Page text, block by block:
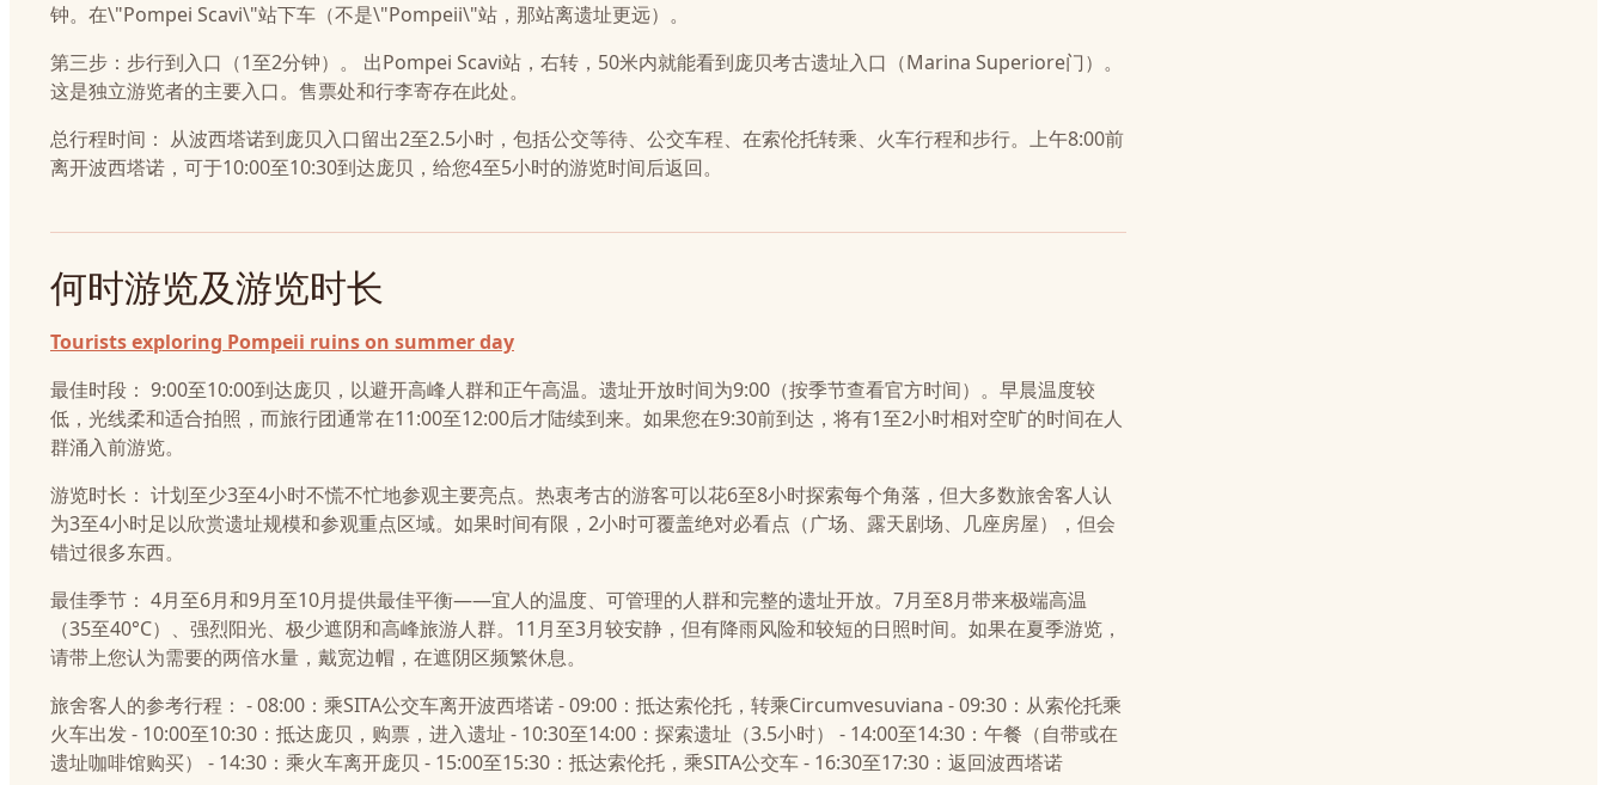
钟。在\"Pompei Scavi\"站下车（不是\"Pompeii\"站，那站离遗址更远）。
第三步：步行到入口（1至2分钟）。 出Pompei Scavi站，右转，50米内就能看到庞贝考古遗址入口（Marina Superiore门）。
这是独立游览者的主要入口。售票处和行李寄存在此处。
总行程时间： 从波西塔诺到庞贝入口留出2至2.5小时，包括公交等待、公交车程、在索伦托转乘、火车行程和步行。上午8:00前
离开波西塔诺，可于10:00至10:30到达庞贝，给您4至5小时的游览时间后返回。
何时游览及游览时长
Tourists exploring Pompeii ruins on summer day
最佳时段： 9:00至10:00到达庞贝，以避开高峰人群和正午高温。遗址开放时间为9:00（按季节查看官方时间）。早晨温度较
低，光线柔和适合拍照，而旅行团通常在11:00至12:00后才陆续到来。如果您在9:30前到达，将有1至2小时相对空旷的时间在人
群涌入前游览。
游览时长： 计划至少3至4小时不慌不忙地参观主要亮点。热衷考古的游客可以花6至8小时探索每个角落，但大多数旅舍客人认
为3至4小时足以欣赏遗址规模和参观重点区域。如果时间有限，2小时可覆盖绝对必看点（广场、露天剧场、几座房屋），但会
错过很多东西。
最佳季节： 4月至6月和9月至10月提供最佳平衡——宜人的温度、可管理的人群和完整的遗址开放。7月至8月带来极端高温
（35至40°C）、强烈阳光、极少遮阴和高峰旅游人群。11月至3月较安静，但有降雨风险和较短的日照时间。如果在夏季游览，
请带上您认为需要的两倍水量，戴宽边帽，在遮阴区频繁休息。
旅舍客人的参考行程： - 08:00：乘SITA公交车离开波西塔诺 - 09:00：抵达索伦托，转乘Circumvesuviana - 09:30：从索伦托乘
火车出发 - 10:00至10:30：抵达庞贝，购票，进入遗址 - 10:30至14:00：探索遗址（3.5小时） - 14:00至14:30：午餐（自带或在
遗址咖啡馆购买） - 14:30：乘火车离开庞贝 - 15:00至15:30：抵达索伦托，乘SITA公交车 - 16:30至17:30：返回波西塔诺